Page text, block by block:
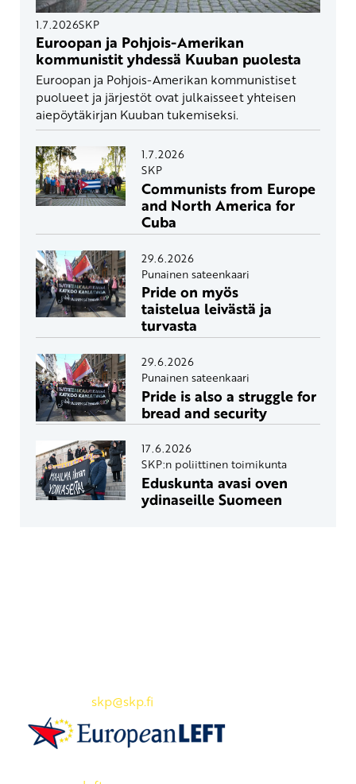
1.7.2026SKP
Euroopan ja Pohjois-Amerikan
kommunistit yhdessä Kuuban puolesta
Euroopan ja Pohjois-Amerikan kommunistiset
puolueet ja järjestöt ovat julkaisseet yhteisen
aiepöytäkirjan Kuuban tukemiseksi.
1.7.2026
SKP
Communists from Europe
and North America for
Cuba
29.6.2026
Punainen sateenkaari
Pride on myös
taistelua leivästä ja
turvasta
29.6.2026
Punainen sateenkaari
Pride is also a struggle for
bread and security
17.6.2026
SKP:n poliittinen toimikunta
Eduskunta avasi oven
ydinaseille Suomeen
skp@skp.fi